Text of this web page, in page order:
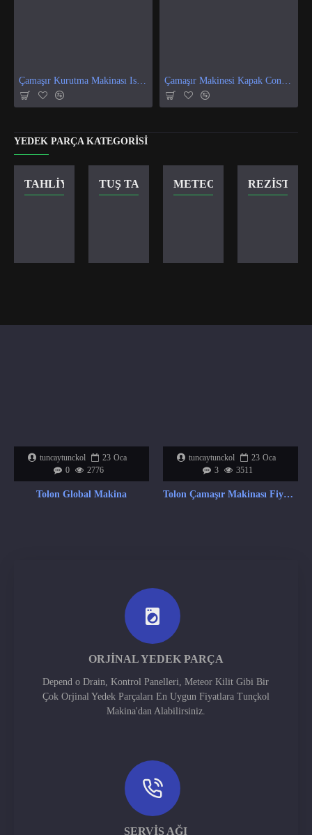
YEDEK PARÇA KATEGORISI
TAHLIYE VANASITUŞ TAKIMI METEOR KILITREZISTANS
tuncaytunckol 23 Oca
0
2776
Tolon Global Makina
tuncaytunckol 23 Oca
3
3511
Tolon Çamaşır Makinası Fiyat Listesi
ORJINAL YEDEK PARÇA
Depend o Drain, Kontrol Panelleri, Meteor Kilit Gibi Bir
Çok Orjinal Yedek Parçaları En Uygun Fiyatlara Tunçkol
Makina'dan Alabilirsiniz.
SERVIS AĞI